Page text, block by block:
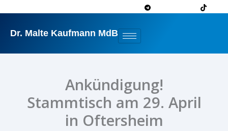
springen
Dr. Malte Kaufmann MdB
Ankündigung!
Stammtisch am 29. April
in Oftersheim